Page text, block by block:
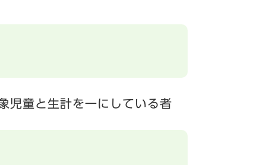
児童と生計を一にしている者